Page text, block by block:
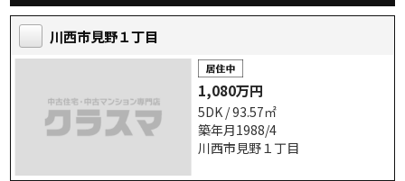
川西市見野１丁目
1,080万円
5DK / 93.57㎡
築年月1988/4
川西市見野１丁目